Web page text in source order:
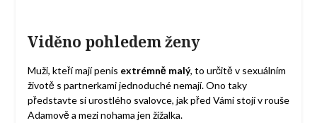
Viděno pohledem ženy
Muži, kteří mají penis extrémně malý, to určitě v sexuálním
životě s partnerkami jednoduché nemají. Ono taky
představte si urostlého svalovce, jak před Vámi stojí v rouše
Adamově a mezi nohama jen žížalka.